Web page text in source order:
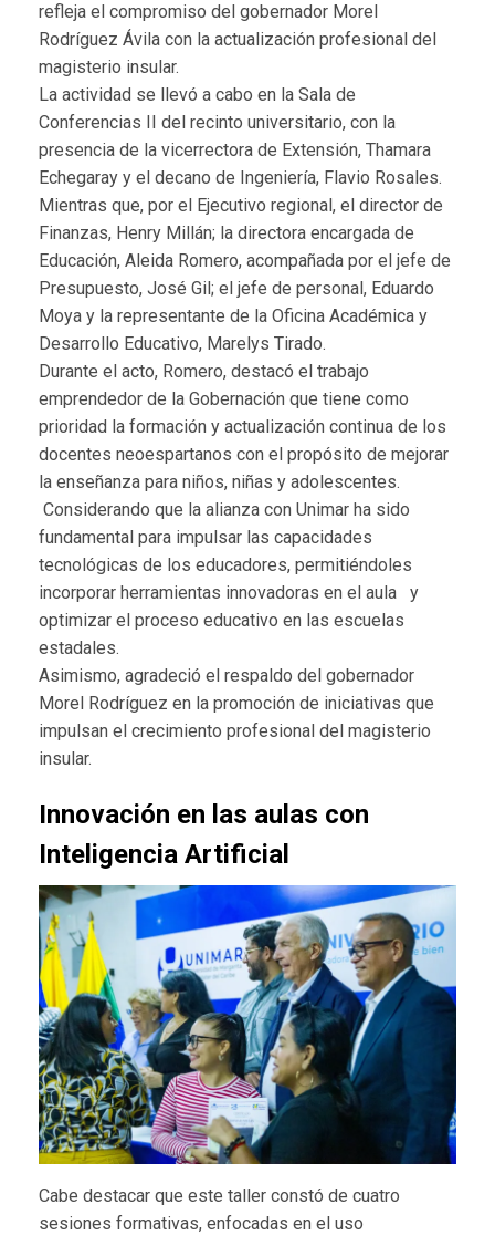
refleja el compromiso del gobernador Morel
Rodríguez Ávila con la actualización profesional del
magisterio insular.
La actividad se llevó a cabo en la Sala de
Conferencias II del recinto universitario, con la
presencia de la vicerrectora de Extensión, Thamara
Echegaray y el decano de Ingeniería, Flavio Rosales.
Mientras que, por el Ejecutivo regional, el director de
Finanzas, Henry Millán; la directora encargada de
Educación, Aleida Romero, acompañada por el jefe de
Presupuesto, José Gil; el jefe de personal, Eduardo
Moya y la representante de la Oficina Académica y
Desarrollo Educativo, Marelys Tirado.
Durante el acto, Romero, destacó el trabajo
emprendedor de la Gobernación que tiene como
prioridad la formación y actualización continua de los
docentes neoespartanos con el propósito de mejorar
la enseñanza para niños, niñas y adolescentes.
Considerando que la alianza con Unimar ha sido
fundamental para impulsar las capacidades
tecnológicas de los educadores, permitiéndoles
incorporar herramientas innovadoras en el aula y
optimizar el proceso educativo en las escuelas
estadales.
Asimismo, agradeció el respaldo del gobernador
Morel Rodríguez en la promoción de iniciativas que
impulsan el crecimiento profesional del magisterio
insular.
Innovación en las aulas con
Inteligencia Artificial
Cabe destacar que este taller constó de cuatro
sesiones formativas, enfocadas en el uso